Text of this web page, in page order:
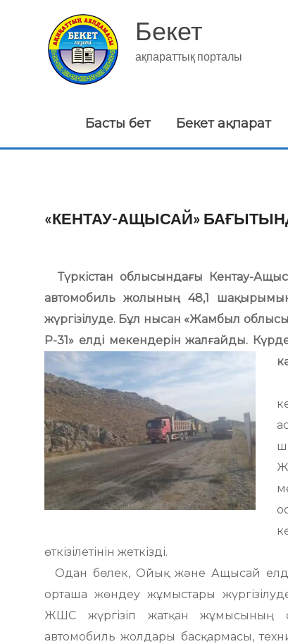
Бекет
ақпараттық порталы
Басты бет Бекет ақпарат
«КЕНТАУ-АЩЫСАЙ»
Түркістан облысындағы Кентау-
автомобиль жолының 48,1
жүргізілуде. Бұл нысан «Жамбыл
Р-31» елді мекендерін жалғайды.
өткізілетінін жеткізді.
Одан бөлек, Ойық және Ащысай
орташа жөндеу жұмыстары
ЖШС жүргізіп жатқан жұмысының
автомобиль жолдары басқармасы,